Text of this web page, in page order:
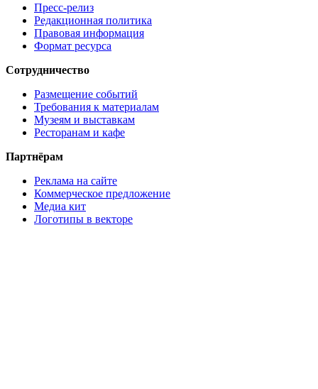
Пресс-релиз
Редакционная политика
Правовая информация
Формат ресурса
Сотрудничество
Размещение событий
Требования к материалам
Музеям и выставкам
Ресторанам и кафе
Партнёрам
Реклама на сайте
Коммерческое предложение
Медиа кит
Логотипы в векторе